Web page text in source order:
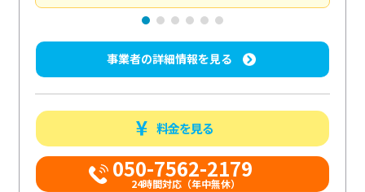
事業者の詳細情報を見る
料金を見る
050-7562-2179
24時間対応（年中無休）